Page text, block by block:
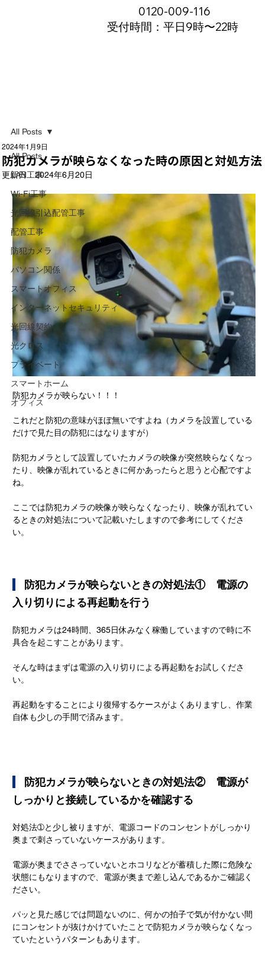
0120-009-116
受付時間：平日9時〜22時
All Posts
LAN工事
Wi-Fi工事
光回線引込配管工事
配管工事
防犯カメラ
パソコン関係
スマートオフィス
インターネットセキュリティ
光回線契約
光クロス
プライベート
スマートホーム
オフィス
All Posts
防犯カメラが映らなくなった時の原因と対処方法
2024年1月9日
更新日：2024年6月20日
防犯カメラが映らない！！！
これだと防犯の意味がほぼ無いですよね（カメラを設置している
だけで見た目の防犯にはなりますが）
防犯カメラとして設置していたカメラの映像が突然映らなくなっ
たり、映像が乱れているときに何かあったらと思うと心配ですよ
ね。
ここでは防犯カメラの映像が映らなくなったり、映像が乱れてい
るときの対処法について記載いたしますので参考にしてくださ
い。
防犯カメラが映らないときの対処法①　電源の
入り切りによる再起動を行う
防犯カメラは24時間、365日休みなく稼働していますので時に不
具合を起こすことがあります。
そんな時はまずは電源の入り切りによる再起動をお試しくださ
い。
再起動をすることにより復帰するケースがよくありますし、作業
自体も少しの手間で済みます。
防犯カメラが映らないときの対処法②　電源が
しっかりと接続しているかを確認する
対処法➀と少し被りますが、電源コードのコンセントがしっかり
奥まで刺さっていないケースがあります。
電源が奥までささっていないとホコリなどが蓄積した際に危険な
状態にもなりますので、電源が奥まで差し込んであるかご確認く
ださい。
パッと見た感じでは問題ないのに、何かの拍子で気が付かない間
にコンセントが抜けかけていたことで防犯カメラが映らなくなっ
ていたというパターンもあります。